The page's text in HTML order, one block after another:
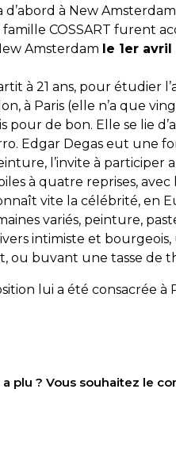
d’abord à New
COSSART furent
Amsterdam le 1er avril
à 21 ans, pour étudier
à Paris (elle n’a que
pour de bon. Elle se lie
Edgar Degas eut une
l’invite à participer
à quatre reprises, avec
vite la célébrité, en
variés, peinture,
intimiste et
ou buvant une tasse de
lui a été consacrée à
plu ? Vous souhaitez le